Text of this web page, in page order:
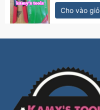
Cho vào giỏ